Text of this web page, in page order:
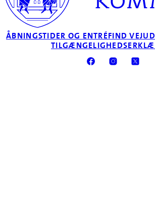
ÅBNINGSTIDER OG ENTRÉFIND VEJ